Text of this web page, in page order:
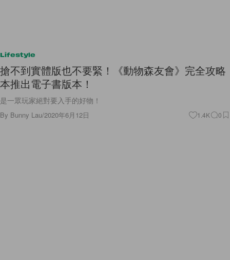
Lifestyle
搶不到實體版也不要緊！《動物森友會》完全攻略
本推出電子書版本！
是一眾玩家絕對要入手的好物！
By Bunny Lau/2020年6月12日 1.4K 0